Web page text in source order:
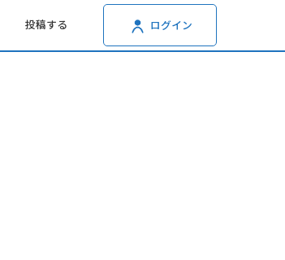
投稿する ログイン